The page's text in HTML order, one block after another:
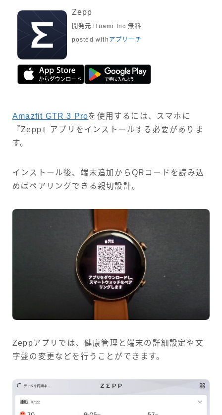
Zepp
開発元:Huami Inc.無料
posted with アプリーチ
Amazfit GTR 3 Proを使用するには、スマホに
『Zepp』アプリをインストールする必要がありま
す。
インストール後、端末追加からQRコードを読み込
めばペアリングできる親切設計。
Zeppアプリでは、健康管理と端末の詳細設定や文
字盤の変更などを行うことができます。